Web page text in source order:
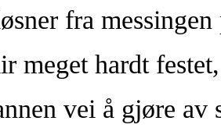
fra
meget hardt
vei å gjøre av